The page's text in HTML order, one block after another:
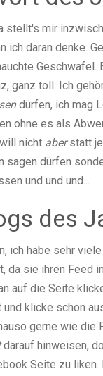
stellt's mir
ich daran denke.
Geschwafel.
ganz toll. Ich
dürfen, ich mag
ohne es als
nicht aberstatt
sagen dürfen
und und und...
des
ich habe sehr
da sie ihren Feed
auf die Seite
klicke schon
gerne wie die
darauf hinweisen,
Seite zu liken.